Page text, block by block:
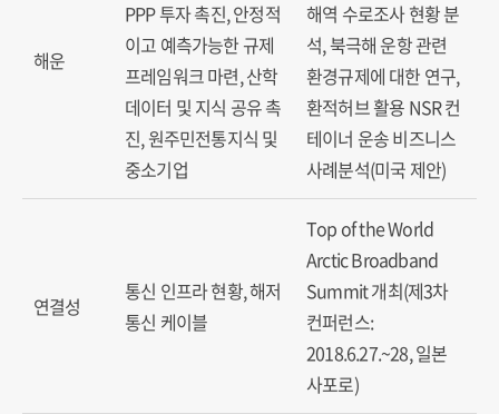
해운
PPP 투자 촉진, 안정적
이고 예측가능한 규제
프레임워크 마련, 산학
데이터 및 지식 공유 촉
진, 원주민전통지식 및
중소기업
해역 수로조사 현황 분
석, 북극해 운항 관련
환경규제에 대한 연구,
환적허브 활용 NSR 컨
테이너 운송 비즈니스
사례분석(미국 제안)
연결성
통신 인프라 현황, 해저
통신 케이블
Top of the World
Arctic Broadband
Summit 개최(제3차
컨퍼런스:
2018.6.27.~28, 일본
사포로)